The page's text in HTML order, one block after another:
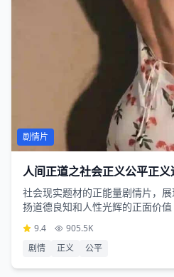
剧情片
人间正道之社会正义公平正
社会现实题材的正能量剧情片，
扬道德良知和人性光辉的正面价值
9.4 905.5K
剧情
正义 公平